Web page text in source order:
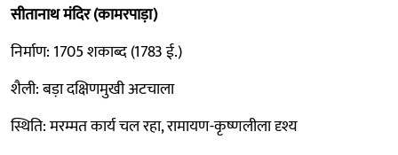
सीतानाथ मंदिर (कामरपाड़ा)
निर्माण: 1705 शकाब्द (1783 ई.)
शैली: बड़ा दक्षिणमुखी अटचाला
स्थिति: मरम्मत कार्य चल रहा, रामायण-कृष्णलीला दृश्य